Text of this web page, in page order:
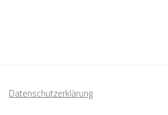
Datenschutzerklärung